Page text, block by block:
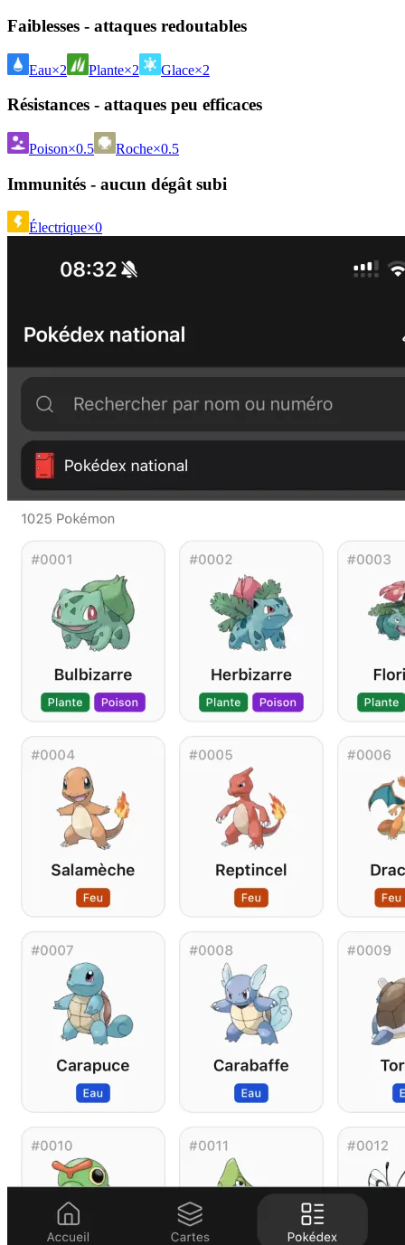
Faiblesses - attaques redoutables
Eau×2 Plante×2 Glace×2
Résistances - attaques peu efficaces
Poison×0.5 Roche×0.5
Immunités - aucun dégât subi
Électrique×0